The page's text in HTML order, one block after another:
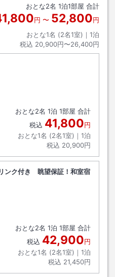
おとな2名 1泊1部屋 合計
円 〜 52,800円
おとな1名 (2名1室)｜ 1泊
税込 20,900円〜26,400円
おとな2名 1泊 1部屋 合計
税込 41,800円
おとな1名 (2名1室)｜ 1泊
税込 20,900円
ンク付き 眺望保証！和室宿
おとな2名 1泊 1部屋 合計
税込 42,900円
おとな1名 (2名1室)｜ 1泊
税込 21,450円